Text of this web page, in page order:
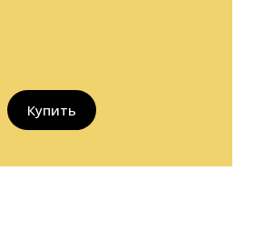
Купить